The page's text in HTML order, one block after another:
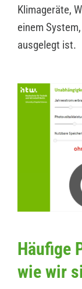
Klimageräte,
einem
ausgelegt ist.
Häufige
wie wir